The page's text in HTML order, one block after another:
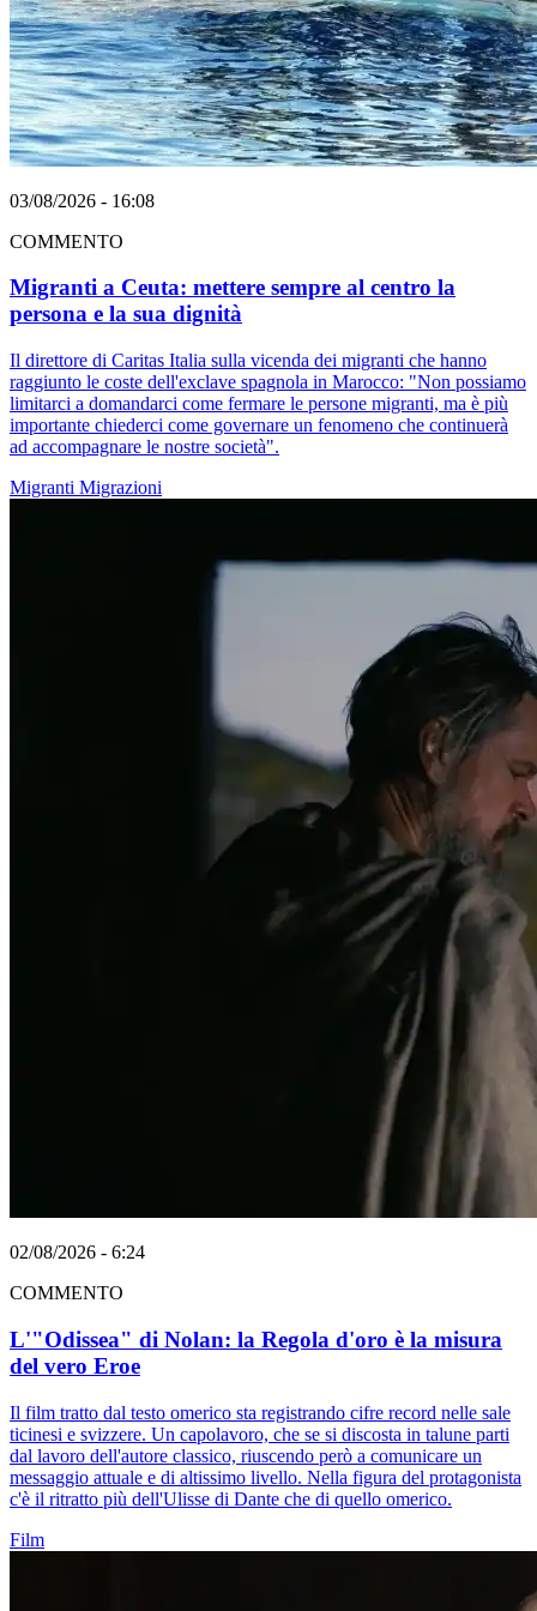
03/08/2026 - 16:08
COMMENTO
Migranti a Ceuta: mettere sempre al centro la
persona e la sua dignità
Il direttore di Caritas Italia sulla vicenda dei migranti che hanno
raggiunto le coste dell'exclave spagnola in Marocco: "Non possiamo
limitarci a domandarci come fermare le persone migranti, ma è più
importante chiederci come governare un fenomeno che continuerà
ad accompagnare le nostre società".
Migranti Migrazioni
02/08/2026 - 6:24
COMMENTO
L'"Odissea" di Nolan: la Regola d'oro è la misura
del vero Eroe
Il film tratto dal testo omerico sta registrando cifre record nelle sale
ticinesi e svizzere. Un capolavoro, che se si discosta in talune parti
dal lavoro dell'autore classico, riuscendo però a comunicare un
messaggio attuale e di altissimo livello. Nella figura del protagonista
c'è il ritratto più dell'Ulisse di Dante che di quello omerico.
Film